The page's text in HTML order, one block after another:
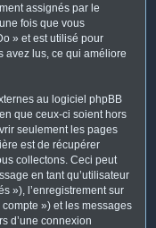
assignés par le
fois que vous
» et est utilisé pour
avez lus, ce qui améliore
au logiciel phpBB
que ceux-ci soient hors
seulement les pages
est de récupérer
collectons. Ceci peut
en tant qu’utilisateur
»), l’enregistrement sur
») et les messages
d’une connexion